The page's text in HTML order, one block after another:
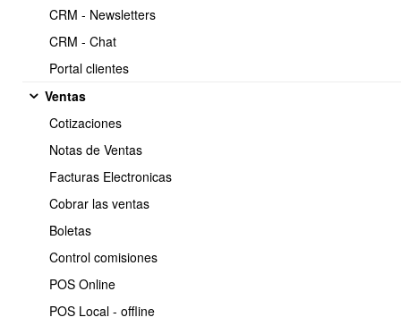
CRM - Newsletters
CRM - Chat
Portal clientes
Ventas
Cotizaciones
Notas de Ventas
Facturas Electronicas
Cobrar las ventas
Boletas
Control comisiones
POS Online
POS Local - offline
2.- Como crear las formulas de una Orden de Produccion
3.- Como editar una O.P.
5.- Agregar lista de procesos a la configuracion de un producto de
tipo fabricado